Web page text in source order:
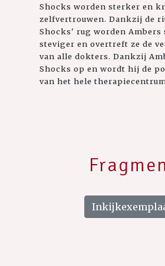
Shocks worden sterker en
zelfvertrouwen. Dankzij de
Shocks' rug worden Ambers
steviger en overtreft ze de
van alle dokters. Dankzij
Shocks op en wordt hij de
van het hele